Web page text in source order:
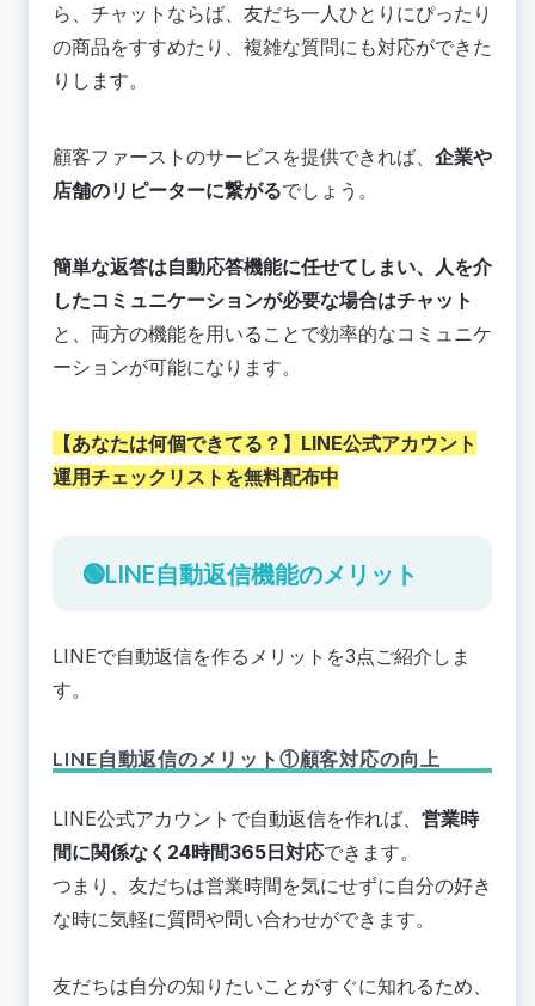
ら、チャットならば、友だち一人ひとりにぴったり
の商品をすすめたり、複雑な質問にも対応ができた
りします。
顧客ファーストのサービスを提供できれば、 企業や
店舗のリピーターに繋がるでしょう。
簡単な返答は自動応答機能に任せてしまい、人を介
したコミュニケーションが必要な場合はチャット
と、両方の機能を用いることで効率的なコミュニケ
ーションが可能になります。
【あなたは何個できてる？】 LINE公式アカウント
運用チェックリストを無料配布中
🟢LINE自動返信機能のメリット
LINEで自動返信を作るメリットを3点ご紹介しま
す。
LINE自動返信のメリット①顧客対応の向上
LINE公式アカウントで自動返信を作れば、 営業時
間に関係なく24時間365日対応できます。
つまり、友だちは営業時間を気にせずに自分の好き
な時に気軽に質問や問い合わせができます。
友だちは自分の知りたいことがすぐに知れるため、